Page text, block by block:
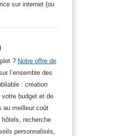
sur internet (ou
? Notre offre de
l’ensemble des
: création
votre budget et de
au meilleur coût
hôtels, recherche
personnalisés,